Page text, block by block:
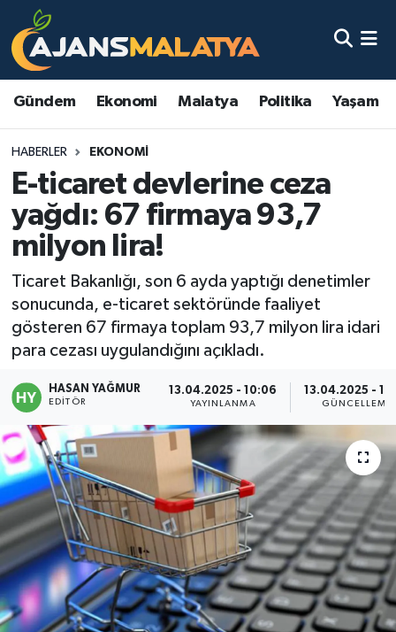
Gündem Ekonomi Malatya Politika Yaşam
HABERLER EKONOMI
E-ticaret devlerine ceza
yağdı: 67 firmaya 93,7
milyon lira!
Ticaret Bakanlığı, son 6 ayda yaptığı denetimler
sonucunda, e-ticaret sektöründe faaliyet
gösteren 67 firmaya toplam 93,7 milyon lira idari
para cezası uygulandığını açıkladı.
HASAN YAĞMUR
EDITÖR
13.04.2025 - 10:06
YAYINLANMA
13.04.2025 -
GÜNCELLEME
Asayiş
Eğitim
Ekonomi
Gündem
Kültür & Sanat
Magazin
Politika
Sağlık
Spor
Teknoloji
Yaşam
Malatya Nöbetçi Eczaneler
Malatya Namaz Vakitleri
Malatya Trafik Yoğunluk Haritası
TFF 3.Lig 2.Grup Puan Durumu ve Fikstür
Tüm Manşetler
Son Dakika Haberleri
Haber Arşivi